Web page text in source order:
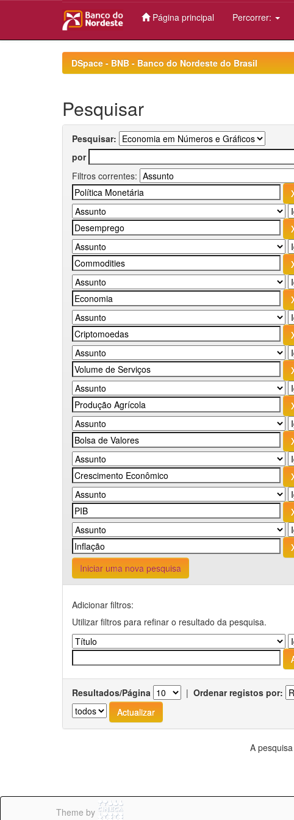
Página principal Percorrer:
DSpace - BNB - Banco do Nordeste do Brasil
Pesquisar
Pesquisar:
por
Filtros correntes:
Iniciar uma nova pesquisa
Adicionar filtros:
Utilizar filtros para refinar o resultado da pesquisa.
Resultados/Página | Ordenar registos por:
A
Theme by